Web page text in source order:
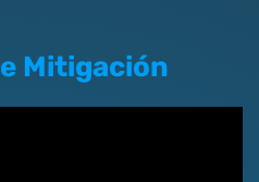
Mitigación